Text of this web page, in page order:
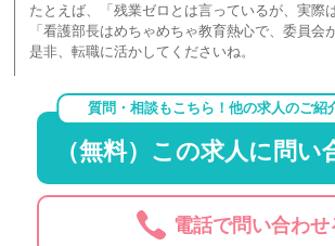
たとえば、「残業ゼロとは言っているが、実際
「看護部長はめちゃめちゃ教育熱心で、委員会
是非、転職に活かしてくださいね。
質問・相談もこちら！他の求人のご紹
（無料）この求人に問い
電話で問い合わせ